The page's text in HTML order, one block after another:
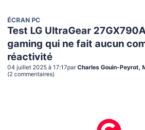
ÉCRAN PC
Test LG UltraGear 27GX790A
gaming qui ne fait aucun
réactivité
04 juillet 2025 à 17:17par Charles Gouin-Peyrot,
(2 commentaires)